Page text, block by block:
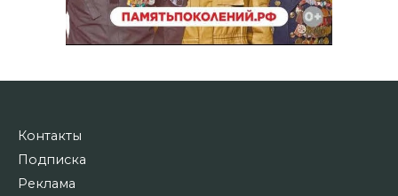
Контакты
Подписка
Реклама